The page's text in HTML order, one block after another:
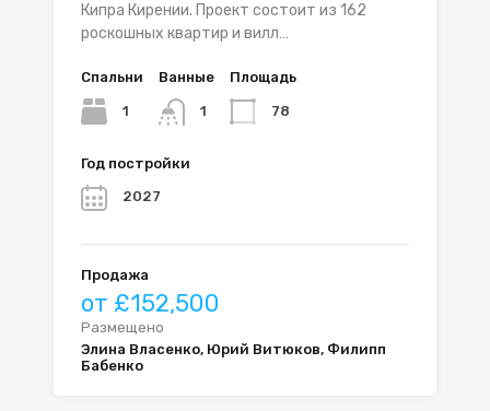
Кипра Кирении. Проект состоит из 162
роскошных квартир и вилл…
Спальни
1
Ванные
1
Площадь
78
Год постройки
2027
Продажа
от £152,500
Размещено
Элина Власенко, Юрий Витюков, Филипп
Бабенко